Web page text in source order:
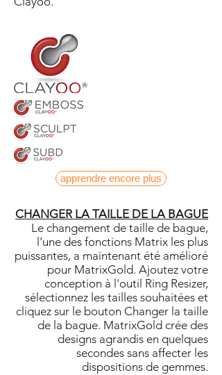
apprendre encore plus
CHANGER LA TAILLE DE LA BAGUE
Le changement de taille de bague,
l'une des fonctions Matrix les plus
puissantes, a maintenant été amélioré
pour MatrixGold. Ajoutez votre
conception à l'outil Ring Resizer,
sélectionnez les tailles souhaitées et
cliquez sur le bouton Changer la taille
de la bague. MatrixGold crée des
designs agrandis en quelques
secondes sans affecter les
dispositions de gemmes.